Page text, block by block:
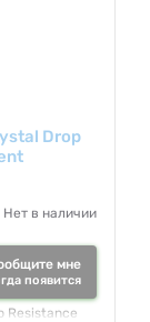
Drop
Нет в наличии
мне
появится
Resistance